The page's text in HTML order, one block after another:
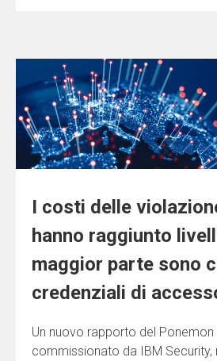
I costi delle
hanno raggiunto
maggior parte sono
credenziali di
Un nuovo rapporto del Ponemon
commissionato da IBM Security,